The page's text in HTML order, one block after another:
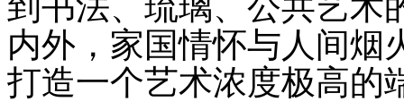
内外，家国情怀与人间烟
打造一个艺术浓度极高的